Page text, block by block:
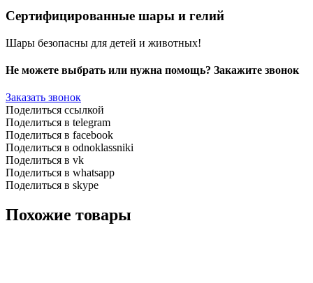
Сертифицированные шары и гелий
Шары безопасны для детей и животных!
Не можете выбрать или нужна помощь? Закажите звонок
Заказать звонок
Поделиться ссылкой
Поделиться в telegram
Поделиться в facebook
Поделиться в odnoklassniki
Поделиться в vk
Поделиться в whatsapp
Поделиться в skype
Похожие товары